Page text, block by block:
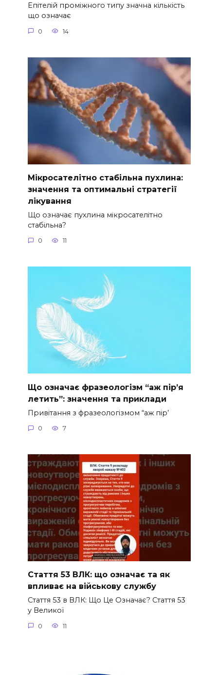
Епітелій проміжного типу значна кількість
що означає
0 14
Мікросателітно стабільна пухлина:
значення та оптимальні стратегії
лікування
Що означає пухлина мікросателітно
стабільна?
0 11
Що означає фразеологізм “аж пір’я
летить”: значення та приклади
Привітання з фразеологізмом “аж пір’
0 7
Стаття 53 ВЛК: що означає та як
впливає на військову службу
Стаття 53 в ВЛК: Що Це Означає? Стаття 53
у Великої
0 11